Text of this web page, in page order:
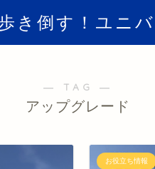
き倒す！ユニ
― TAG ―
アップグレード
お役立ち情報